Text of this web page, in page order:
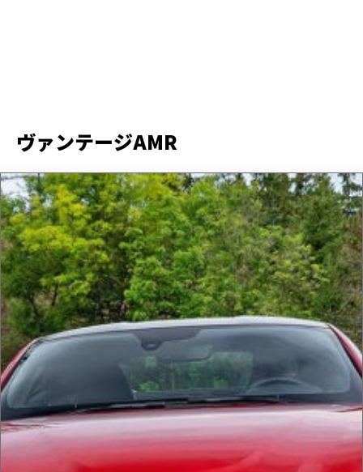
ヴァンテージAMR